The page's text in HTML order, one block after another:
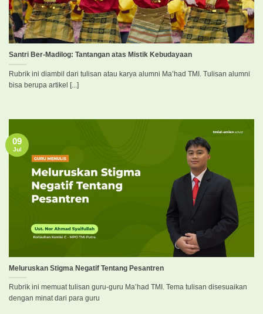
Santri Ber-Madilog: Tantangan atas Mistik Kebudayaan
Rubrik ini diambil dari tulisan atau karya alumni Ma’had TMI. Tulisan alumni
bisa berupa artikel [...]
Meluruskan Stigma Negatif Tentang Pesantren
Rubrik ini memuat tulisan guru-guru Ma’had TMI. Tema tulisan disesuaikan
dengan minat dari para guru
09
Jul